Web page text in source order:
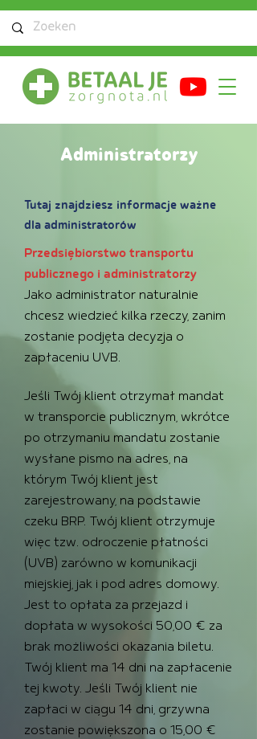
Administratorzy
Tutaj znajdziesz informacje ważne
dla administratorów
Przedsiębiorstwo transportu
publicznego i administratorzy
Jako administrator naturalnie
chcesz wiedzieć kilka rzeczy, zanim
zostanie podjęta decyzja o
zapłaceniu UVB.
Jeśli Twój klient otrzymał mandat
w transporcie publicznym, wkrótce
po otrzymaniu mandatu zostanie
wysłane pismo na adres, na
którym Twój klient jest
zarejestrowany, na podstawie
czeku BRP. Twój klient otrzymuje
więc tzw. odroczenie płatności
(UVB) zarówno w komunikacji
miejskiej, jak i pod adres domowy.
Jest to opłata za przejazd i
dopłata w wysokości 50,00 € za
brak możliwości okazania biletu.
Twój klient ma 14 dni na zapłacenie
tej kwoty. Jeśli Twój klient nie
zapłaci w ciągu 14 dni, grzywna
zostanie powiększona o 15,00 €